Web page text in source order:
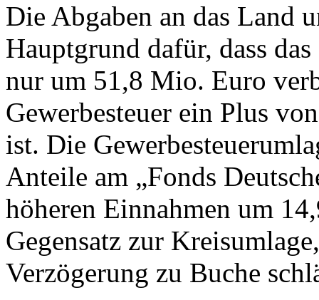
Die Abgaben an das Land
Hauptgrund dafür, dass
nur um 51,8 Mio. Euro
Gewerbesteuer ein Plus
ist. Die
Anteile am „Fonds
höheren Einnahmen um
Gegensatz zur
Verzögerung zu Buche